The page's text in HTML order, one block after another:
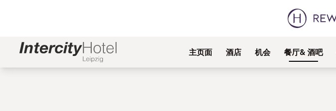
主页面 酒店 机会 餐厅& 酒吧